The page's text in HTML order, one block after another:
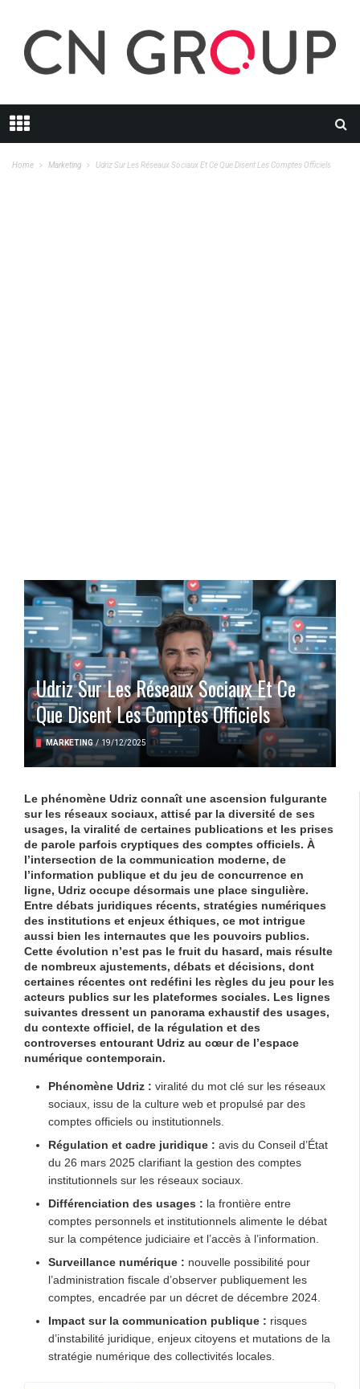
Home Marketing Udriz Sur Les Réseaux Sociaux Et Ce Que Disent Les Comptes Officiels
Udriz Sur Les Réseaux Sociaux Et Ce
Que Disent Les Comptes Officiels
MARKETING / 19/12/2025
Le phénomène Udriz connaît une ascension fulgurante
sur les réseaux sociaux, attisé par la diversité de ses
usages, la viralité de certaines publications et les prises
de parole parfois cryptiques des comptes officiels. À
l’intersection de la communication moderne, de
l’information publique et du jeu de concurrence en
ligne, Udriz occupe désormais une place singulière.
Entre débats juridiques récents, stratégies numériques
des institutions et enjeux éthiques, ce mot intrigue
aussi bien les internautes que les pouvoirs publics.
Cette évolution n’est pas le fruit du hasard, mais résulte
de nombreux ajustements, débats et décisions, dont
certaines récentes ont redéfini les règles du jeu pour les
acteurs publics sur les plateformes sociales. Les lignes
suivantes dressent un panorama exhaustif des usages,
du contexte officiel, de la régulation et des
controverses entourant Udriz au cœur de l’espace
numérique contemporain.
Phénomène Udriz : viralité du mot clé sur les réseaux
sociaux, issu de la culture web et propulsé par des
comptes officiels ou institutionnels.
Régulation et cadre juridique : avis du Conseil d’État
du 26 mars 2025 clarifiant la gestion des comptes
institutionnels sur les réseaux sociaux.
Différenciation des usages : la frontière entre
comptes personnels et institutionnels alimente le débat
sur la compétence judiciaire et l’accès à l’information.
Surveillance numérique : nouvelle possibilité pour
l’administration fiscale d’observer publiquement les
comptes, encadrée par un décret de décembre 2024.
Impact sur la communication publique : risques
d’instabilité juridique, enjeux citoyens et mutations de la
stratégie numérique des collectivités locales.